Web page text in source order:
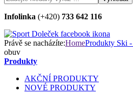
Infolinka (+420) 733 642 116
Právě se nacházíte:HomeProdukty Ski
obuv
Produkty
AKČNÍ PRODUKTY
NOVÉ PRODUKTY